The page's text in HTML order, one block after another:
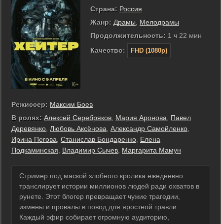
Страна: Россия
Жанр: Драмы
Мелодрамы
Продолжительность: 1 ч 22 мин
Качество:
FHD (1080p)
Режиссер: Максим Боев
В ролях: Алексей Серебряков Мария Аронова
Павел
Деревянко Любовь Аксёнова Александр Самойленко
Ирина Пегова Станислав Бондаренко Елена
Подкаминская
Владимир Сычев Маргарита Мамун
Стример под маской злобного кролика ежедневно
транслирует истории миллионов людей ради охватов в
рунете. Этот блогер превращает чужие трагедии,
измены и провалы в повод для яростной травли.
Каждый эфир собирает огромную аудиторию,